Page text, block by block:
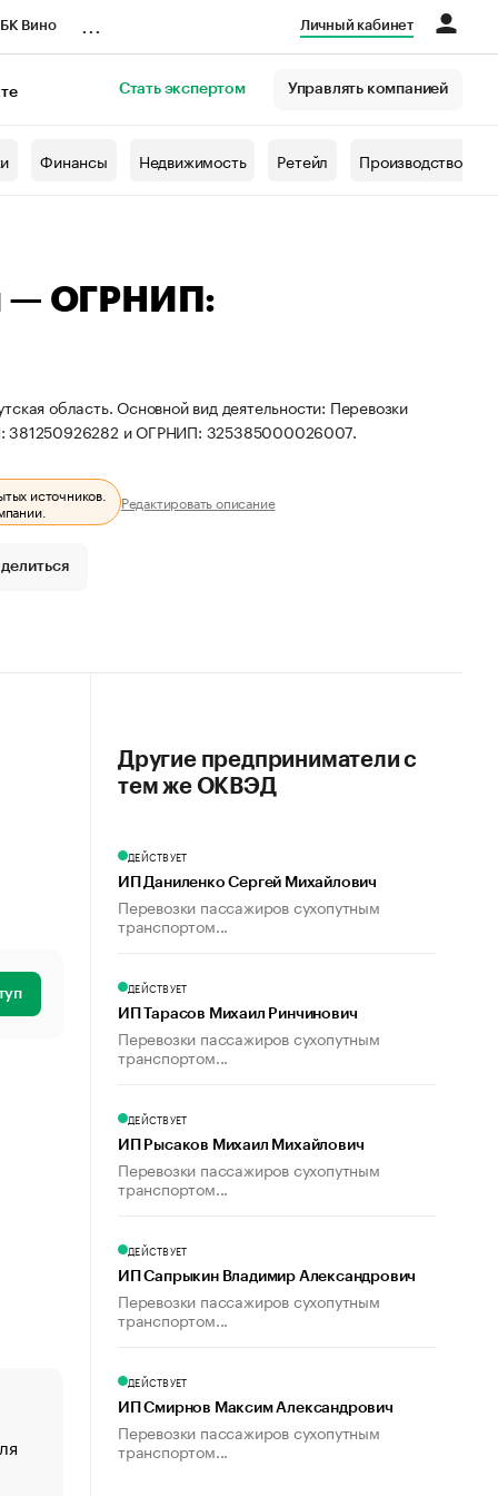
Вино Личный кабинет
Стать экспертом Управлять компанией
Финансы Недвижимость Ретейл Производство
— ОГРНИП:
область. Основной вид деятельности: Перевозки
381250926282 и ОГРНИП: 325385000026007.
источников.
Редактировать описание
«От спорта тело стареет иначе». Как живет глава
создавшей GTA
Другие предприниматели с
тем же ОКВЭД
ДЕЙСТВУЕТ
ИП Даниленко Сергей Михайлович
Перевозки пассажиров сухопутным
транспортом...
ДЕЙСТВУЕТ
ИП Тарасов Михаил Ринчинович
Перевозки пассажиров сухопутным
транспортом...
ДЕЙСТВУЕТ
ИП Рысаков Михаил Михайлович
Перевозки пассажиров сухопутным
транспортом...
ДЕЙСТВУЕТ
ИП Сапрыкин Владимир Александрович
Перевозки пассажиров сухопутным
транспортом...
ДЕЙСТВУЕТ
ИП Смирнов Максим Александрович
Перевозки пассажиров сухопутным
транспортом...